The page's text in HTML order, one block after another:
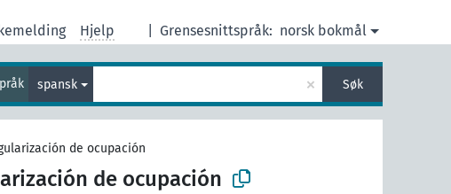
Grensesnittspråk: norsk bokmål
Hjelp
spansk × Søk
de ocupación
de ocupación